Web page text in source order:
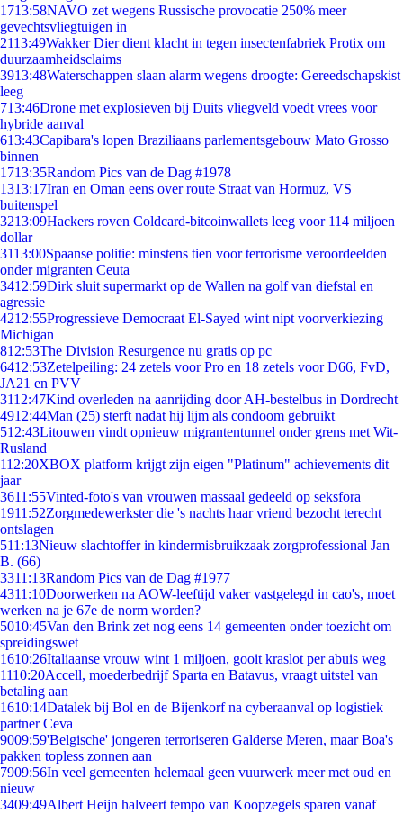
1713:58NAVO zet wegens Russische provocatie 250% meer
gevechtsvliegtuigen in
2113:49Wakker Dier dient klacht in tegen insectenfabriek Protix om
duurzaamheidsclaims
3913:48Waterschappen slaan alarm wegens droogte: Gereedschapskist
leeg
713:46Drone met explosieven bij Duits vliegveld voedt vrees voor
hybride aanval
613:43Capibara's lopen Braziliaans parlementsgebouw Mato Grosso
binnen
1713:35Random Pics van de Dag #1978
1313:17Iran en Oman eens over route Straat van Hormuz, VS
buitenspel
3213:09Hackers roven Coldcard-bitcoinwallets leeg voor 114 miljoen
dollar
3113:00Spaanse politie: minstens tien voor terrorisme veroordeelden
onder migranten Ceuta
3412:59Dirk sluit supermarkt op de Wallen na golf van diefstal en
agressie
4212:55Progressieve Democraat El-Sayed wint nipt voorverkiezing
Michigan
812:53The Division Resurgence nu gratis op pc
6412:53Zetelpeiling: 24 zetels voor Pro en 18 zetels voor D66, FvD,
JA21 en PVV
3112:47Kind overleden na aanrijding door AH-bestelbus in Dordrecht
4912:44Man (25) sterft nadat hij lijm als condoom gebruikt
512:43Litouwen vindt opnieuw migrantentunnel onder grens met Wit-
Rusland
112:20XBOX platform krijgt zijn eigen "Platinum" achievements dit
jaar
3611:55Vinted-foto's van vrouwen massaal gedeeld op seksfora
1911:52Zorgmedewerkster die 's nachts haar vriend bezocht terecht
ontslagen
511:13Nieuw slachtoffer in kindermisbruikzaak zorgprofessional Jan
B. (66)
3311:13Random Pics van de Dag #1977
4311:10Doorwerken na AOW-leeftijd vaker vastgelegd in cao's, moet
werken na je 67e de norm worden?
5010:45Van den Brink zet nog eens 14 gemeenten onder toezicht om
spreidingswet
1610:26Italiaanse vrouw wint 1 miljoen, gooit kraslot per abuis weg
1110:20Accell, moederbedrijf Sparta en Batavus, vraagt uitstel van
betaling aan
1610:14Datalek bij Bol en de Bijenkorf na cyberaanval op logistiek
partner Ceva
9009:59'Belgische' jongeren terroriseren Galderse Meren, maar Boa's
pakken topless zonnen aan
7909:56In veel gemeenten helemaal geen vuurwerk meer met oud en
nieuw
3409:49Albert Heijn halveert tempo van Koopzegels sparen vanaf